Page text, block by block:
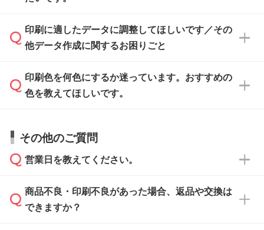
ご入稿後は経験豊富なスタッフがデータに不備
がないかチェックし、お客様と確認してから印
刷に進みますので、ご安心ください。
入稿用のテンプレートはPDF形式ですが、
IllustratorやPhotoshopで開いてご利用いただけ
方」をご確認ください。
印刷に適したデータ・解像度かどうか、担当ス
タッフが事前に確認いたします。
ムへ添付いただくか、担当スタッフ宛にメール
でお送りください。
い合わせください。
なお、印刷用データの作り方に関する詳細は、
印刷に適したデータに調整してほしいです／その
他データ作成に関するお困りごと
データ作成でお困りの際には、担当スタッフが
サポートいたしますのでお気軽にご相談くださ
から添付してお送りください。
・解像度の低いデータをトレース/調整してほ
しい
解像度の低い画像や、手書きのイラスト、写真
などを、印刷に適したベクターデータに変換し
印刷色を何色にするか迷っています。おすすめの
色を教えてほしいです。
お見積・ご注文・
相談いただきますと、担当スタッフがお客様の
ご希望や商品の本体色を確認し、印刷色をご提
本体色がブラック、ネイビーなど濃色の場合は
白色か淡い色の印刷色をおすすめしておりま
す。
その他のご質問
営業日を教えてください。
営業日は平日の10:00～18:00で、土日祝日はお
休みとなります。注文・見積・お問い合わせ
商品不良・印刷不良があった場合、返品や交換は
できますか？